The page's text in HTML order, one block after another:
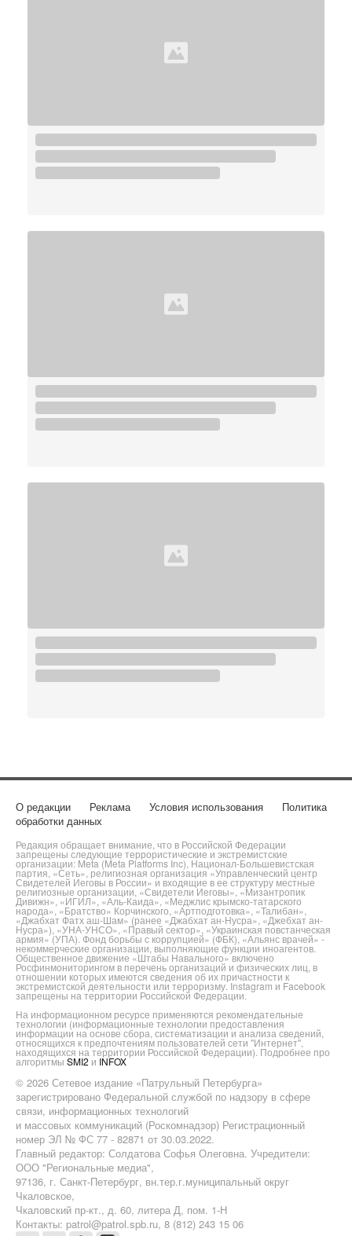
О редакции Реклама Условия использования
Политика
обработки данных
Редакция обращает внимание, что в Российской Федерации
запрещены следующие террористические и экстремистские
организации: Meta (Meta Platforms Inc), Национал-Большевистская
партия, «Сеть», религиозная организация «Управленческий центр
Свидетелей Иеговы в России» и входящие в ее структуру местные
религиозные организации, «Свидетели Иеговы», «Мизантропик
Дивижн», «ИГИЛ», «Аль-Каида», «Меджлис крымско-татарского
народа», «Братство» Корчинского, «Артподготовка», «Талибан»,
«Джабхат Фатх аш-Шам» (ранее «Джабхат ан-Нусра», «Джебхат ан-
Нусра»), «УНА-УНСО», «Правый сектор», «Украинская повстанческая
армия» (УПА). Фонд борьбы с коррупцией» (ФБК), «Альянс врачей» -
некоммерческие организации, выполняющие функции иноагентов.
Общественное движение «Штабы Навального» включено
Росфинмониторингом в перечень организаций и физических лиц, в
отношении которых имеются сведения об их причастности к
экстремистской деятельности или терроризму. Instagram и Facebook
запрещены на территории Российской Федерации.
На информационном ресурсе применяются рекомендательные
технологии (информационные технологии предоставления
информации на основе сбора, систематизации и анализа сведений,
относящихся к предпочтениям пользователей сети "Интернет",
находящихся на территории Российской Федерации). Подробнее про
алгоритмы SMI2 и INFOX
© 2026 Сетевое издание «Патрульный Петербурга»
зарегистрировано Федеральной службой по надзору в сфере
связи, информационных технологий
и массовых коммуникаций (Роскомнадзор) Регистрационный
номер ЭЛ № ФС 77 - 82871 от 30.03.2022.
Главный редактор: Солдатова Софья Олеговна. Учредители:
ООО "Региональные медиа",
97136, г. Санкт-Петербург, вн.тер.г.муниципальный округ
Чкаловское,
Чкаловский пр-кт., д. 60, литера Д, пом. 1-Н
Контакты: patrol@patrol.spb.ru, 8 (812) 243 15 06